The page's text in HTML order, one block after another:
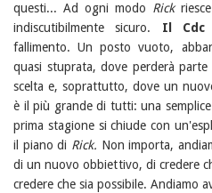
questi... Ad ogni modo Rick
indiscutibilmente sicuro. Il Cdc
fallimento. Un posto vuoto,
quasi stuprata, dove perderà
scelta e, soprattutto, dove un
è il più grande di tutti: una
prima stagione si chiude con
il piano di Rick. Non importa,
di un nuovo obbiettivo, di credere
credere che sia possibile. Andiamo